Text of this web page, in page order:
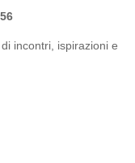
incontri, ispirazioni e